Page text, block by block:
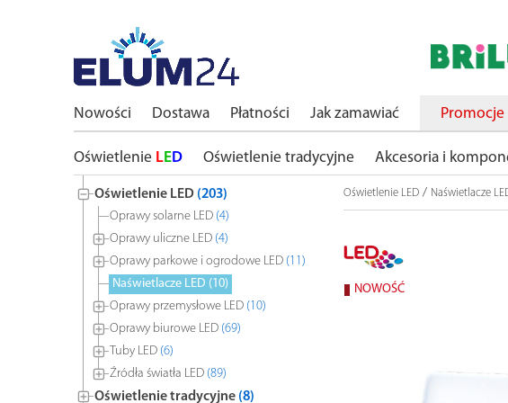
Nowości Dostawa Płatności Jak zamawiać Promocje
Oświetlenie LED Oświetlenie tradycyjne Akcesoria i
Oświetlenie LED (203)
Oprawy solarne LED (4)
Oprawy uliczne LED (4)
Oprawy parkowe i ogrodowe LED (11)
Naświetlacze LED (10)
Oprawy przemysłowe LED (10)
Oprawy biurowe LED (69)
Tuby LED (6)
Źródła światła LED (89)
Oświetlenie tradycyjne (8)
Oświetlenie LED / Naświetlacze
NOWOŚĆ